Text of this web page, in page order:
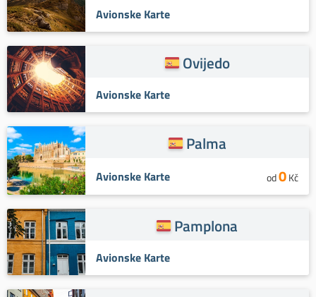
Avionske Karte
Ovijedo
Avionske Karte
Palma
Avionske Karte od0Kč
Pamplona
Avionske Karte